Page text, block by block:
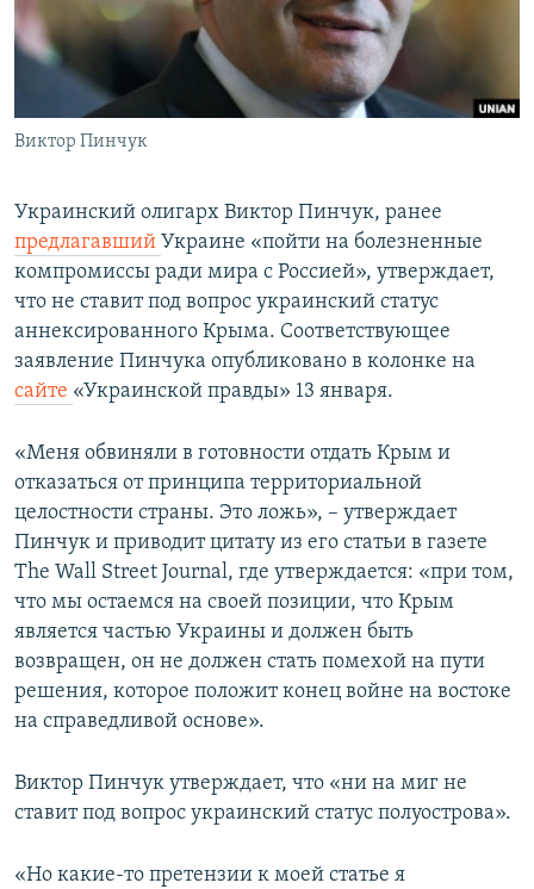
ПОБЕДИТЕЛЕЙ НЕ СУДЯТ?
КРЫМ.НЕПОКОРЕННЫЙ
УКРАИНСКАЯ ПРОБЛЕМА КРЫМА
ПРИСОЕДИНЯЙТЕСЬ!
Виктор Пинчук
Украинский олигарх Виктор Пинчук, ранее
предлагавший Украине «пойти на болезненные
компромиссы ради мира с Россией», утверждает,
что не ставит под вопрос украинский статус
аннексированного Крыма. Соответствующее
заявление Пинчука опубликовано в колонке на
сайте «Украинской правды» 13 января.
«Меня обвиняли в готовности отдать Крым и
отказаться от принципа территориальной
целостности страны. Это ложь», – утверждает
Пинчук и приводит цитату из его статьи в газете
The Wall Street Journal, где утверждается: «при том,
что мы остаемся на своей позиции, что Крым
является частью Украины и должен быть
возвращен, он не должен стать помехой на пути
решения, которое положит конец войне на востоке
на справедливой основе».
Виктор Пинчук утверждает, что «ни на миг не
ставит под вопрос украинский статус полуострова».
«Но какие-то претензии к моей статье я